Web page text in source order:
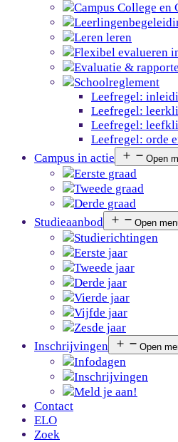
Campus College en
Leren leren
Flexibel evalueren
Evaluatie &
Schoolreglement
Leefregel:
Leefregel:
Leefregel:
Leefregel: orde
Campus in actie
Open
Eerste graad
Tweede graad
Derde graad
Studieaanbod
Open
Studierichtingen
Eerste jaar
Tweede jaar
Derde jaar
Vierde jaar
Vijfde jaar
Zesde jaar
Inschrijvingen
Open
Infodagen
Inschrijvingen
Meld je aan!
Contact
ELO
Zoek